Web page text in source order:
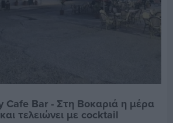
Cafe Bar - Στη Βοκαριά η μέρα
τελειώνει με cocktail